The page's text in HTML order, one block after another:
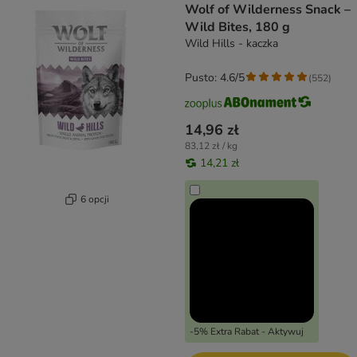
6 opcji
Wolf of Wilderness Snack –
Wild Bites, 180 g
Wild Hills - kaczka
14,96 zł
83,12 zł / kg
14,21 zł
-5% Extra Rabat - Aktywuj
Pusto: 4.6/5 (552)